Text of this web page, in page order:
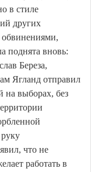
в стиле
других
обвинениями,
поднята вновь:
Береза,
Ягланд отправил
на выборах, без
что не
работать в